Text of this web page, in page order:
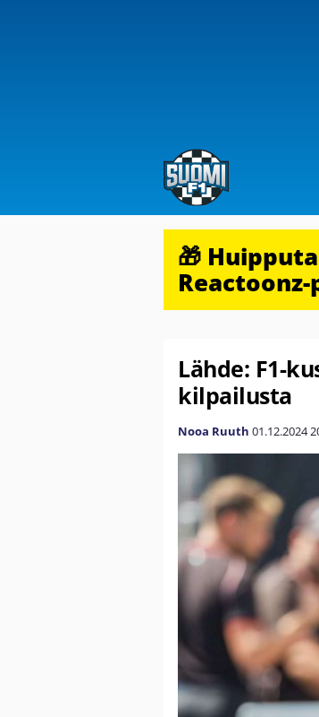
🎁
Lähde: F1-
kilpailusta
Nooa Ruuth 01.12.2024